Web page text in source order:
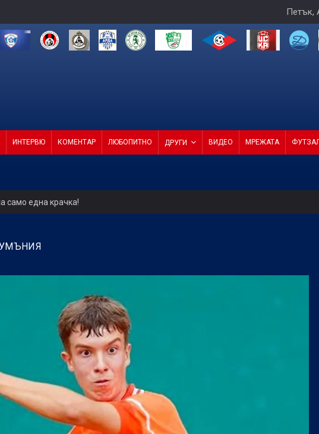
Петък,
ИНТЕРВЮ КОМЕНТАР ЛЮБОПИТНО ДРУГИ ВИДЕО МРЕЖАТА ФУТЗАЛ
само една крачка!
от 4 в efbet Лига (ВИДЕО)
е да съм треньор на Левски
можеше да вземе точка от Левски